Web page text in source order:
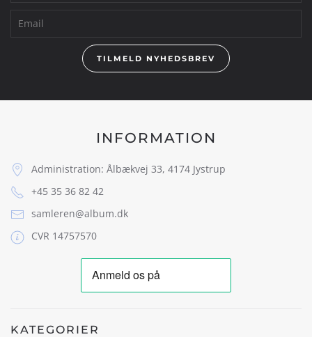
TILMELD NYHEDSBREV
INFORMATION
Administration: Ålbækvej 33, 4174 Jystrup
+45 35 36 82 42
samleren@album.dk
CVR 14757570
KATEGORIER